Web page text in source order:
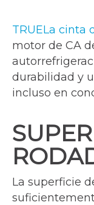
TRUELa cinta
motor de CA
durabilidad y
incluso en
La superficie